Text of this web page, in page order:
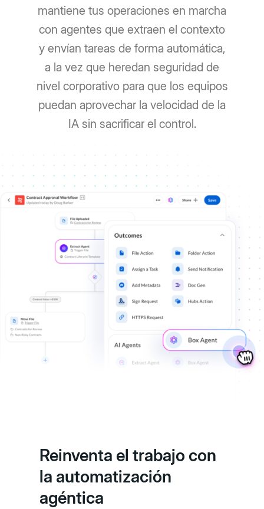
mantiene tus operaciones en marcha
con agentes que extraen el contexto
y envían tareas de forma automática,
a la vez que heredan seguridad de
nivel corporativo para que los equipos
puedan aprovechar la velocidad de la
IA sin sacrificar el control.
Reinventa el trabajo con
la automatización
agéntica